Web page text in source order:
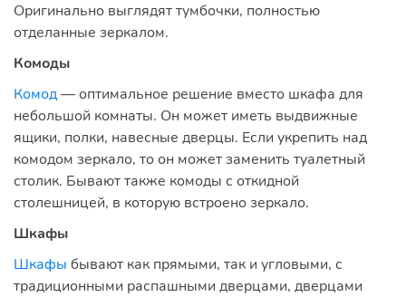
Оригинально выглядят тумбочки, полностью
отделанные зеркалом.
Комоды
Комод— оптимальное решение вместо шкафа для
небольшой комнаты. Он может иметь выдвижные
ящики, полки, навесные дверцы. Если укрепить над
комодом зеркало, то он может заменить туалетный
столик. Бывают также комоды с откидной
столешницей, в которую встроено зеркало.
Шкафы
Шкафы бывают как прямыми, так и угловыми, с
традиционными распашными дверцами, дверцами